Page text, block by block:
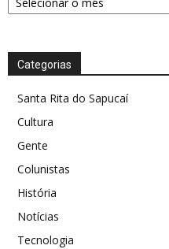
Categorias
Santa Rita do Sapucaí
Cultura
Gente
Colunistas
História
Notícias
Tecnologia